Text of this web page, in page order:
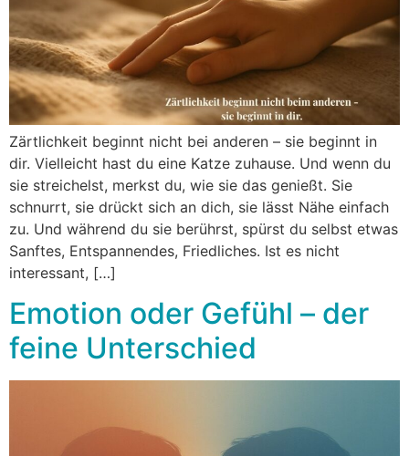
Zärtlichkeit beginnt nicht bei anderen – sie beginnt in
dir. Vielleicht hast du eine Katze zuhause. Und wenn du
sie streichelst, merkst du, wie sie das genießt. Sie
schnurrt, sie drückt sich an dich, sie lässt Nähe einfach
zu. Und während du sie berührst, spürst du selbst etwas
Sanftes, Entspannendes, Friedliches. Ist es nicht
interessant, […]
Emotion oder Gefühl – der
feine Unterschied